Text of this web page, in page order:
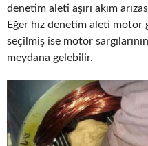
denetim aleti aşırı akım
Eğer hız denetim aleti
seçilmiş ise motor
meydana gelebilir.